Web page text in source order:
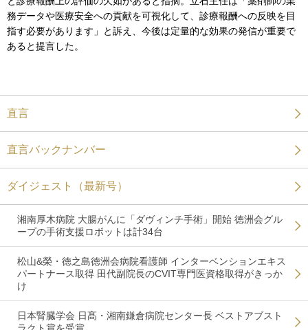
務データや医療安全への貢献を可視化して、診療報酬への反映を目
指す必要があります」と訴え、今後は定量的な効果の発信が重要で
あると提言した。
直言
直言バックナンバー
ダイジェスト（最新号）
湘南厚木病院 大腸がんに「ダヴィンチ手術」開始 徳洲会グル
ープの手術支援ロボットは計34台
松山&榮・徳之島徳洲会病院看護師 インターベンションエキス
パートナース取得 田代副院長のCVIT専門医資格取得がきっか
け
日本腎臓学会 日髙・湘南鎌倉病院センター長 ベストアブスト